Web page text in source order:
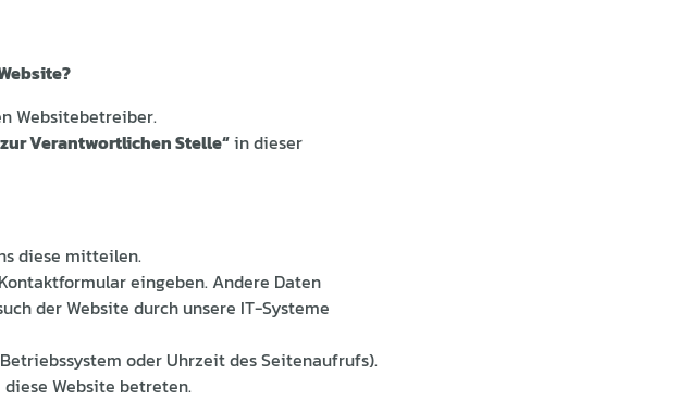
Websitebetreiber.
Verantwortlichen Stelle“in dieser
diese mitteilen.
eingeben. Andere Daten
der Website durch unsere IT-Systeme
oder Uhrzeit des Seitenaufrufs).
Website betreten.